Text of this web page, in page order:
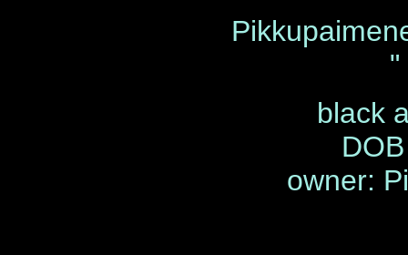
"
black
owner: